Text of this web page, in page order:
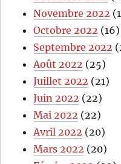
Novembre 2022
Octobre 2022 (16)
Septembre 2022
Août 2022 (25)
Juillet 2022 (21)
Juin 2022 (22)
Mai 2022 (22)
Avril 2022 (20)
Mars 2022 (20)